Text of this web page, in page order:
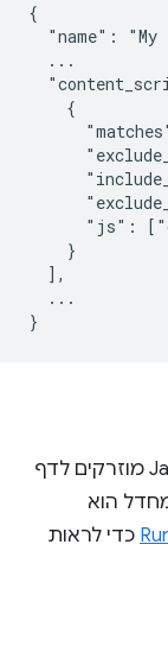
{
"name": "My
  ...
    {
"js":
    }
  ],
  ...
קובע מתי קובצי JavaScript מוזרקים לדף
הוא
כדי לראות